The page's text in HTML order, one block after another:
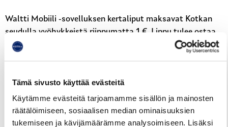
Tämä sivusto käyttää evästeitä
Käytämme evästeitä tarjoamamme sisällön ja mainosten
räätälöimiseen, sosiaalisen median ominaisuuksien
tukemiseen ja kävijämäärämme analysoimiseen. Lisäksi
Waltti Mobiili -sovelluksen kertaliput maksavat Kotkan
seudulla vyöhykkeistä riippumatta 1 €. Lippu tulee ostaa
ennen matkan alkamista, lippu on voimassa 90 min
ostettavia lippuja (vyöhykkeet A – D). Alennus ei koske
aluevalinnalla Kymenlaakso ostettavia lippuja.